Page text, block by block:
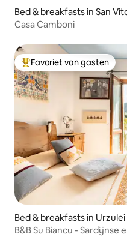
Bed & breakfasts in San
Casa Camboni
Topfavoriet van gasten
Favoriet van gasten
Bed & breakfasts in Urzulei
B&B Su Biancu - Sardijnse